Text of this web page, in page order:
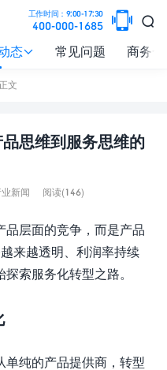

工作时间：9:00-17:30
400-000-1685 
态 常见问题 商务
文
思维到服务思维的
新闻 阅读(146)
品层面的竞争，而是产品
来越透明、利润率持续
索服务化转型之路。
单纯的产品提供商，转型